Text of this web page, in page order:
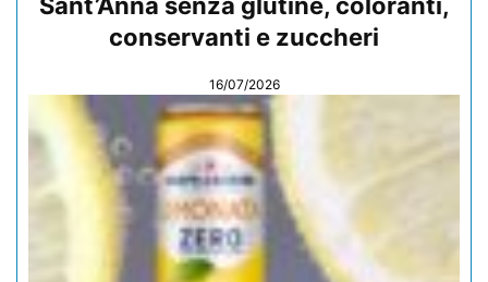
conservanti e zuccheri
16/07/2026